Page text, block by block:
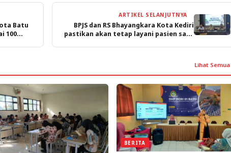
Batu
100
ARTIKEL SELANJUTNYA
BPJS dan RS Bhayangkara Kota Kediri
pastikan akan tetap layani pasien saat
Lihat Semua
BERITA